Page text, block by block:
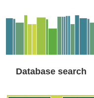
Database search